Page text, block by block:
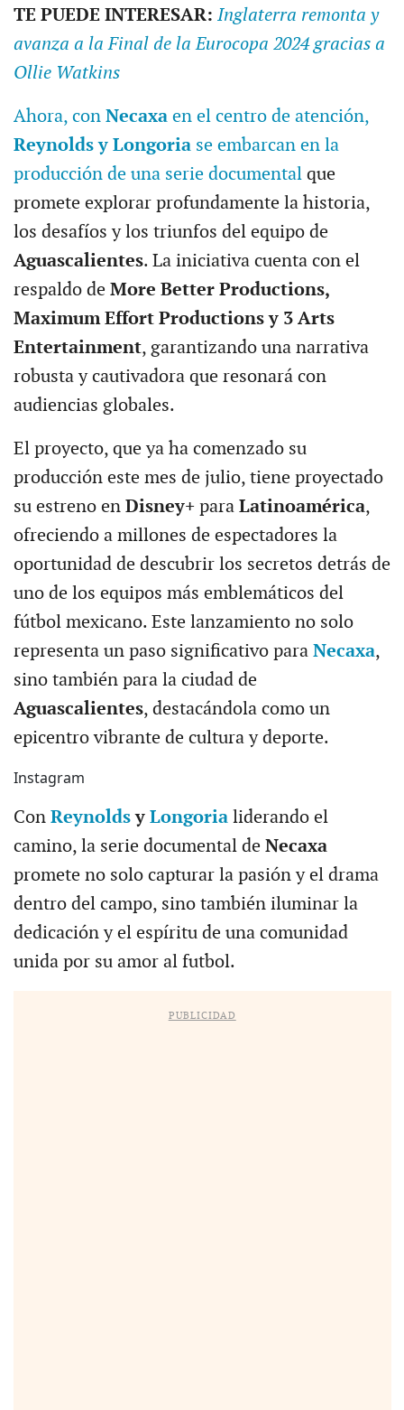
TE PUEDE INTERESAR: Inglaterra remonta y
avanza a la Final de la Eurocopa 2024 gracias a
Ollie Watkins
Ahora, con Necaxaen el centro de atención,
Reynolds y Longoriase embarcan en la
producción de una serie documentalque
promete explorar profundamente la historia,
los desafíos y los triunfos del equipo de
Aguascalientes. La iniciativa cuenta con el
respaldo de More Better Productions,
Maximum Effort Productions y 3 Arts
Entertainment, garantizando una narrativa
robusta y cautivadora que resonará con
audiencias globales.
El proyecto, que ya ha comenzado su
producción este mes de julio, tiene proyectado
su estreno enDisney+para Latinoamérica,
ofreciendo a millones de espectadores la
oportunidad de descubrir los secretos detrás de
uno de los equipos más emblemáticos del
fútbol mexicano. Este lanzamiento no solo
representa un paso significativo para Necaxa,
sino también para la ciudad de
Aguascalientes, destacándola como un
epicentro vibrante de cultura y deporte.
Instagram
Con Reynoldsy Longorialiderando el
camino, la serie documental de Necaxa
promete no solo capturar la pasión y el drama
dentro del campo, sino también iluminar la
dedicación y el espíritu de una comunidad
unida por su amor al futbol.
PUBLICIDAD